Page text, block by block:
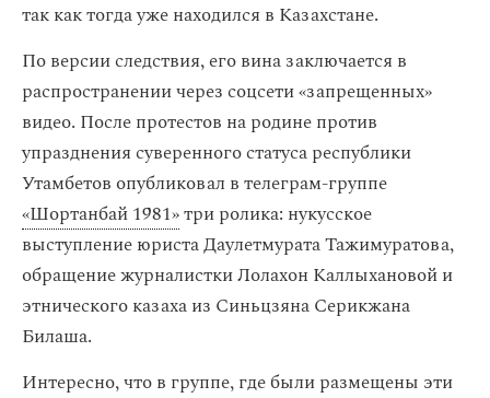
так как тогда уже находился в Казахстане.
По версии следствия, его вина заключается в
распространении через соцсети «запрещенных»
видео. После протестов на родине против
упразднения суверенного статуса республики
Утамбетов опубликовал в телеграм-группе
«Шортанбай 1981»три ролика: нукусское
выступление юриста Даулетмурата Тажимуратова,
обращение журналистки Лолахон Каллыхановой и
этнического казаха из Синьцзяна Серикжана
Билаша.
Интересно, что в группе, где были размещены эти